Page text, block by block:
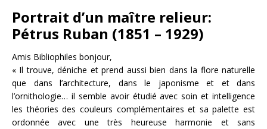
Portrait d’un maître relieur:
Pétrus Ruban (1851 – 1929)
Amis Bibliophiles bonjour,
« Il trouve, déniche et prend aussi bien dans la flore naturelle
que dans l’architecture, dans le japonisme et et dans
l’ornithologie… il semble avoir étudié avec soin et intelligence
les théories des couleurs complémentaires et sa palette est
ordonnée avec une très heureuse harmonie et sans